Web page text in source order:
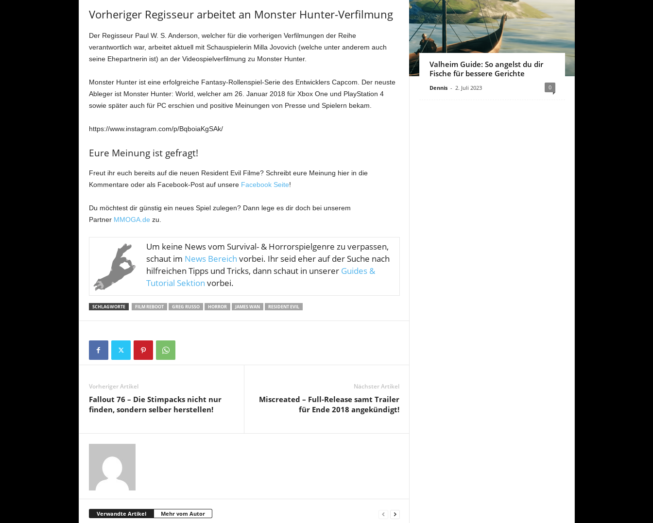
Vorheriger Regisseur arbeitet an Monster Hunter-Verfilmung
Der Regisseur Paul W. S. Anderson, welcher für die vorherigen Verfilmungen der Reihe
verantwortlich war, arbeitet aktuell mit Schauspielerin Milla Jovovich (welche unter anderem auch
seine Ehepartnerin ist) an der Videospielverfilmung zu Monster Hunter.
Monster Hunter ist eine erfolgreiche Fantasy-Rollenspiel-Serie des Entwicklers Capcom. Der neuste
Ableger ist Monster Hunter: World, welcher am 26. Januar 2018 für Xbox One und PlayStation 4
sowie später auch für PC erschien und positive Meinungen von Presse und Spielern bekam.
https://www.instagram.com/p/BqboiaKgSAk/
Eure Meinung ist gefragt!
Freut ihr euch bereits auf die neuen Resident Evil Filme? Schreibt eure Meinung hier in die
Kommentare oder als Facebook-Post auf unsere Facebook Seite!
Du möchtest dir günstig ein neues Spiel zulegen? Dann lege es dir doch bei unserem
Partner MMOGA.de zu.
Um keine News vom Survival- & Horrorspielgenre zu verpassen,
schaut im News Bereich vorbei. Ihr seid eher auf der Suche nach
hilfreichen Tipps und Tricks, dann schaut in unserer Guides &
Tutorial Sektion vorbei.
SCHLAGWORTE FILM REBOOT GREG RUSSO HORROR JAMES WAN RESIDENT EVIL
Vorheriger Artikel
Fallout 76 – Die Stimpacks nicht nur
finden, sondern selber herstellen!
Nächster Artikel
Miscreated – Full-Release samt Trailer
für Ende 2018 angekündigt!
Verwandte Artikel Mehr vom Autor
Valheim Guide: So angelst du dir
Fische für bessere Gerichte
Dennis - 2. Juli 2023 0